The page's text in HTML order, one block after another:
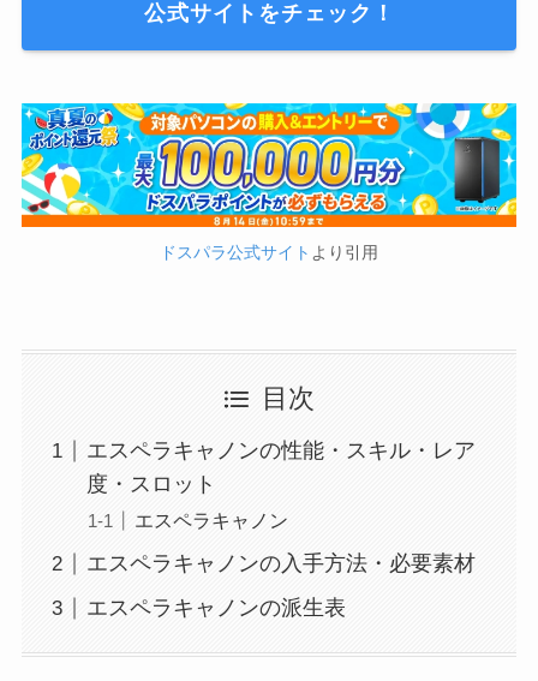
公式サイトをチェック！
ドスパラ公式サイト より引用
目次
エスペラキャノンの性能・スキル・レア
度・スロット
エスペラキャノン
エスペラキャノンの入手方法・必要素材
エスペラキャノンの派生表